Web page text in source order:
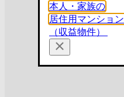
本人・家族の
居住用マンション
（収益物件）